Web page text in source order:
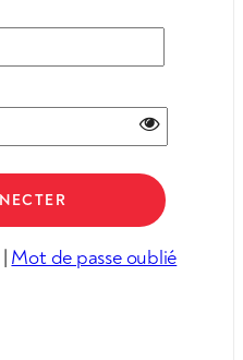
| Mot de passe oublié